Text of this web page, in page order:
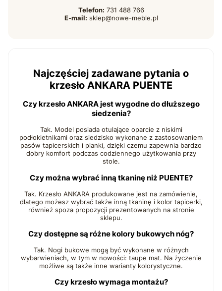
Telefon: 731 488 766
E-mail: sklep@nowe-meble.pl
Najczęściej zadawane pytania o
krzesło ANKARA PUENTE
Czy krzesło ANKARA jest wygodne do dłuższego
siedzenia?
Tak. Model posiada otulające oparcie z niskimi
podłokietnikami oraz siedzisko wykonane z zastosowaniem
pasów tapicerskich i pianki, dzięki czemu zapewnia bardzo
dobry komfort podczas codziennego użytkowania przy
stole.
Czy można wybrać inną tkaninę niż PUENTE?
Tak. Krzesło ANKARA produkowane jest na zamówienie,
dlatego możesz wybrać także inną tkaninę i kolor tapicerki,
również spoza propozycji prezentowanych na stronie
sklepu.
Czy dostępne są różne kolory bukowych nóg?
Tak. Nogi bukowe mogą być wykonane w różnych
wybarwieniach, w tym w nowości: taupe mat. Na życzenie
możliwe są także inne warianty kolorystyczne.
Czy krzesło wymaga montażu?